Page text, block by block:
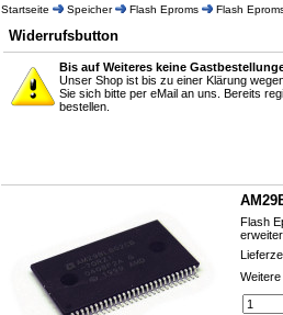
Startseite Speicher Flash Eproms Flash
Widerrufsbutton
Bis auf Weiteres keine
Unser Shop ist bis zu einer Klärung
Sie sich bitte per eMail an uns. Bereits
bestellen.
Flash